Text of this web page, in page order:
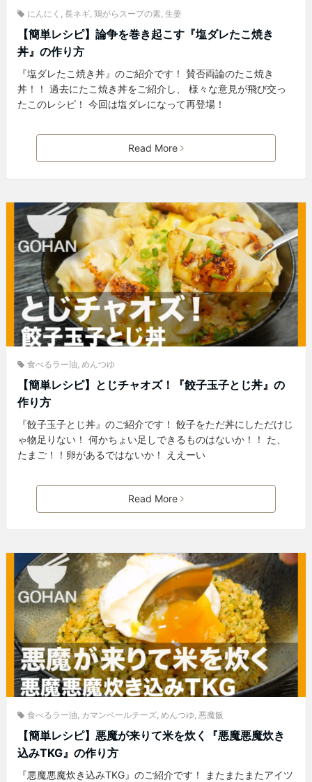
にんにく , 長ネギ, 鶏がらスープの素, 生姜
【簡単レシピ】論争を巻き起こす『塩ダレたこ焼き
丼』の作り方
『塩ダレたこ焼き丼』のご紹介です！ 賛否両論のたこ焼き
丼！！ 過去にたこ焼き丼をご紹介し、 様々な意見が飛び交っ
たこのレシピ！ 今回は塩ダレになって再登場！
Read More
食べるラー油, めんつゆ
【簡単レシピ】とじチャオズ！『餃子玉子とじ丼』の
作り方
『餃子玉子とじ丼』のご紹介です！ 餃子をただ丼にしただけじ
ゃ物足りない！ 何かちょい足しできるものはないか！！ た、
たまご！！卵があるではないか！ ええーい
Read More
食べるラー油, カマンベールチーズ, めんつゆ, 悪魔飯
【簡単レシピ】悪魔が来りて米を炊く『悪魔悪魔炊き
込みTKG』の作り方
『悪魔悪魔炊き込みTKG』のご紹介です！ またまたまたアイツ